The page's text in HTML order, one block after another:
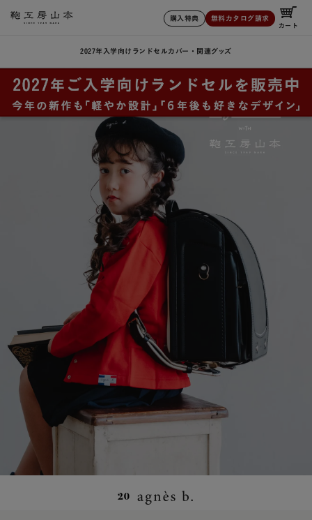
購入特典 無料カタログ請求
カート
2027年入学向けランドセル カバー・関連グッズ